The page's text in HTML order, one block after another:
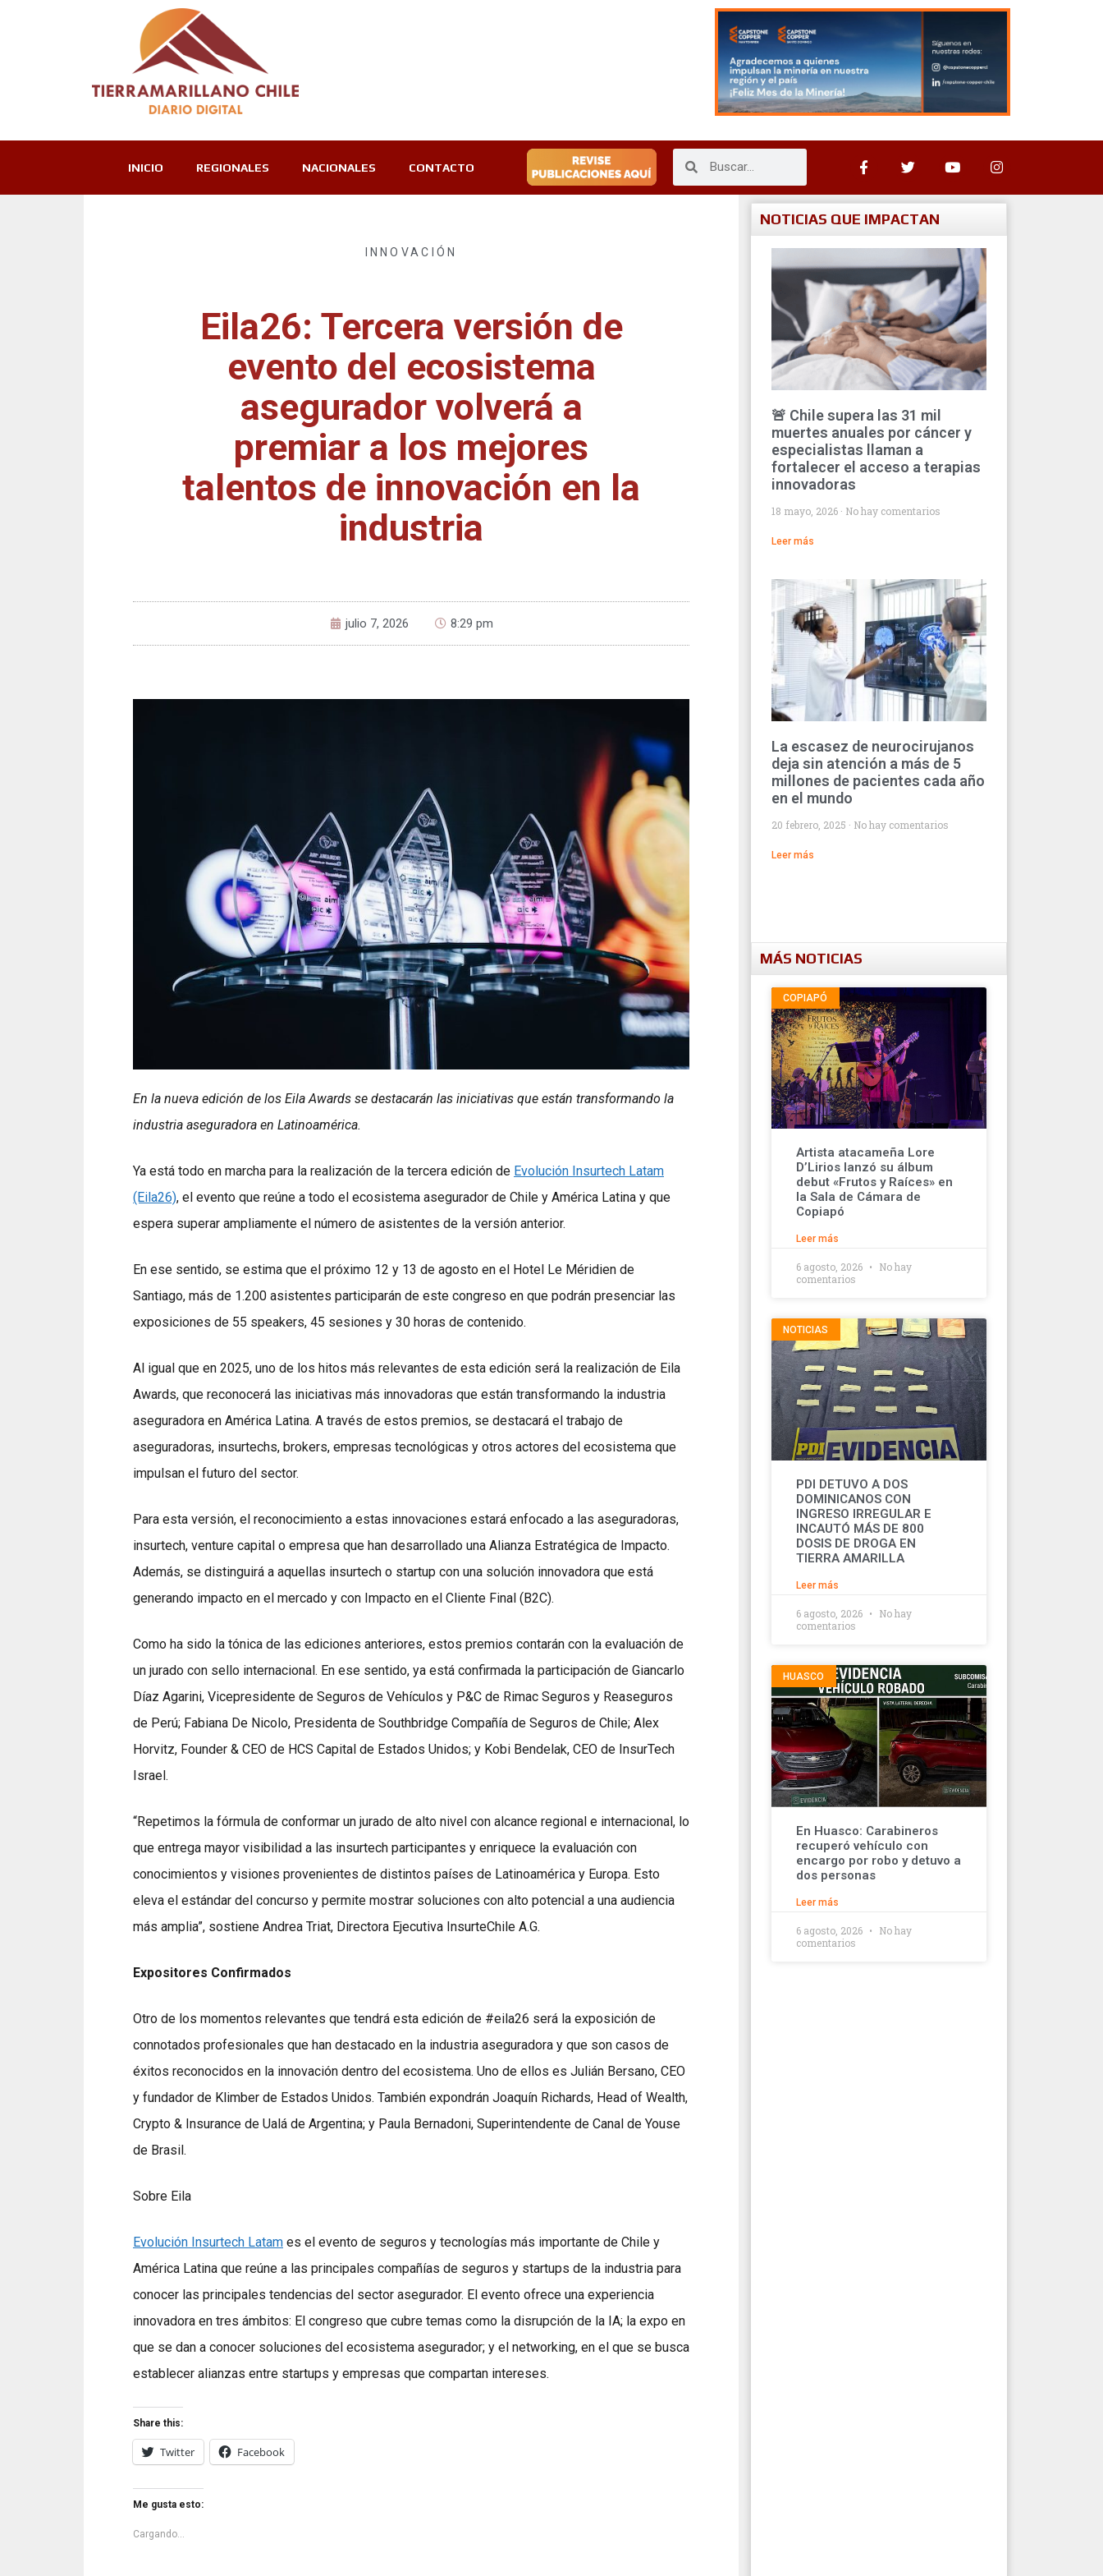
INICIO REGIONALES NACIONALES CONTACTO
INNOVACIÓN
Eila26: Tercera versión de
evento del ecosistema
asegurador volverá a
premiar a los mejores
talentos de innovación en la
industria
julio 7, 2026 8:29 pm
En la nueva edición de los Eila Awards se destacarán las iniciativas que están transformando la
industria aseguradora en Latinoamérica.
Ya está todo en marcha para la realización de la tercera edición de Evolución Insurtech Latam
(Eila26), el evento que reúne a todo el ecosistema asegurador de Chile y América Latina y que
espera superar ampliamente el número de asistentes de la versión anterior.
En ese sentido, se estima que el próximo 12 y 13 de agosto en el Hotel Le Méridien de
Santiago, más de 1.200 asistentes participarán de este congreso en que podrán presenciar las
exposiciones de 55 speakers, 45 sesiones y 30 horas de contenido.
Al igual que en 2025, uno de los hitos más relevantes de esta edición será la realización de Eila
Awards, que reconocerá las iniciativas más innovadoras que están transformando la industria
aseguradora en América Latina. A través de estos premios, se destacará el trabajo de
aseguradoras, insurtechs, brokers, empresas tecnológicas y otros actores del ecosistema que
impulsan el futuro del sector.
Para esta versión, el reconocimiento a estas innovaciones estará enfocado a las aseguradoras,
insurtech, venture capital o empresa que han desarrollado una Alianza Estratégica de Impacto.
Además, se distinguirá a aquellas insurtech o startup con una solución innovadora que está
generando impacto en el mercado y con Impacto en el Cliente Final (B2C).
Como ha sido la tónica de las ediciones anteriores, estos premios contarán con la evaluación de
un jurado con sello internacional. En ese sentido, ya está confirmada la participación de Giancarlo
Díaz Agarini, Vicepresidente de Seguros de Vehículos y P&C de Rimac Seguros y Reaseguros
de Perú; Fabiana De Nicolo, Presidenta de Southbridge Compañía de Seguros de Chile; Alex
Horvitz, Founder & CEO de HCS Capital de Estados Unidos; y Kobi Bendelak, CEO de InsurTech
Israel.
“Repetimos la fórmula de conformar un jurado de alto nivel con alcance regional e internacional, lo
que entrega mayor visibilidad a las insurtech participantes y enriquece la evaluación con
conocimientos y visiones provenientes de distintos países de Latinoamérica y Europa. Esto
eleva el estándar del concurso y permite mostrar soluciones con alto potencial a una audiencia
más amplia”, sostiene Andrea Triat, Directora Ejecutiva InsurteChile A.G.
Expositores Confirmados
Otro de los momentos relevantes que tendrá esta edición de #eila26 será la exposición de
connotados profesionales que han destacado en la industria aseguradora y que son casos de
éxitos reconocidos en la innovación dentro del ecosistema. Uno de ellos es Julián Bersano, CEO
y fundador de Klimber de Estados Unidos. También expondrán Joaquín Richards, Head of Wealth,
Crypto & Insurance de Ualá de Argentina; y Paula Bernadoni, Superintendente de Canal de Youse
de Brasil.
Sobre Eila
Evolución Insurtech Latam es el evento de seguros y tecnologías más importante de Chile y
América Latina que reúne a las principales compañías de seguros y startups de la industria para
conocer las principales tendencias del sector asegurador. El evento ofrece una experiencia
innovadora en tres ámbitos: El congreso que cubre temas como la disrupción de la IA; la expo en
que se dan a conocer soluciones del ecosistema asegurador; y el networking, en el que se busca
establecer alianzas entre startups y empresas que compartan intereses.
Share this:
Twitter Facebook
Me gusta esto:
Cargando...
NOTICIAS QUE IMPACTAN
🚨 Chile supera las 31 mil
muertes anuales por cáncer y
especialistas llaman a
fortalecer el acceso a terapias
innovadoras
18 mayo, 2026 No hay comentarios
Leer más
La escasez de neurocirujanos
deja sin atención a más de 5
millones de pacientes cada año
en el mundo
20 febrero, 2025 No hay comentarios
Leer más
MÁS NOTICIAS
COPIAPÓ
Artista atacameña Lore
D’Lirios lanzó su álbum
debut «Frutos y Raíces» en
la Sala de Cámara de
Copiapó
Leer más
6 agosto, 2026
No hay
comentarios
NOTICIAS
PDI DETUVO A DOS
DOMINICANOS CON
INGRESO IRREGULAR E
INCAUTÓ MÁS DE 800
DOSIS DE DROGA EN
TIERRA AMARILLA
Leer más
6 agosto, 2026
No hay
comentarios
HUASCO
En Huasco: Carabineros
recuperó vehículo con
encargo por robo y detuvo a
dos personas
Leer más
6 agosto, 2026
No hay
comentarios